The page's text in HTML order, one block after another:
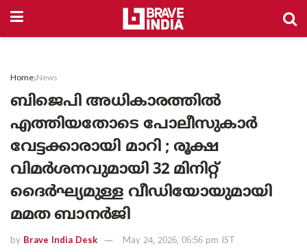
Home News
ബിജെപി അധികാരത്തിൽ
എത്തിയതോടെ പോലീസുകാർ
വേട്ടക്കാരായി മാറി ; രൂക്ഷ
വിമർശനവുമായി 32 മിനിറ്റ്
ദൈർഘ്യമുള്ള വീഡിയോയുമായി
മമത ബാനർജി
by Brave India Desk May 24, 2026, 06:56 pm IST